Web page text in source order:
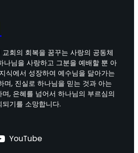
회의 회복을 꿈꾸는 사랑의 공동체
나님을 사랑하고 그분을 예배할 뿐 아
식에서 성장하여 예수님을 닮아가는
며, 진실로 하나님을 믿는 것과 아는
, 은혜를 넘어서 하나님의 부르심의
기를 소망합니다.
YouTube